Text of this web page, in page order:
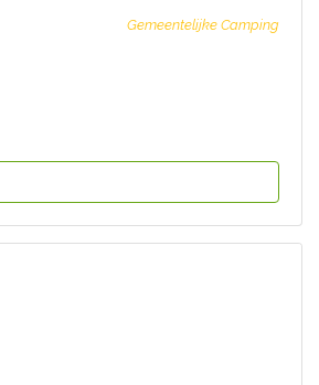
Gemeentelijke Camping